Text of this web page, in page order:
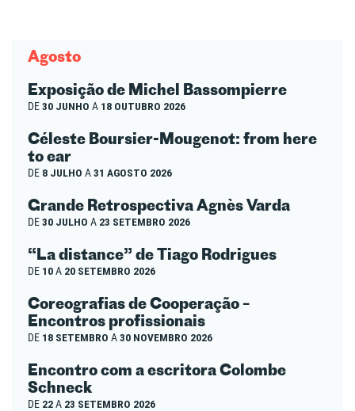
Agosto
Exposição de Michel Bassompierre
DE30 JUNHO A 18 OUTUBRO 2026
Céleste Boursier-Mougenot: from here
to ear
DE 8 JULHO A31 AGOSTO 2026
Grande Retrospectiva Agnès Varda
DE30 JULHO A 23 SETEMBRO 2026
“La distance” de Tiago Rodrigues
DE 10A 20 SETEMBRO 2026
Coreografias de Cooperação –
Encontros profissionais
DE 18 SETEMBRO A30 NOVEMBRO 2026
Encontro com a escritora Colombe
Schneck
DE 22A 23 SETEMBRO 2026